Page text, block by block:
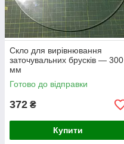
Скло для вирівнювання
заточувальних брусків — 300
мм
Готово до відправки
372 ₴
Купити